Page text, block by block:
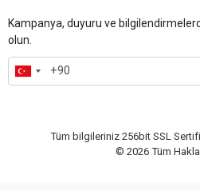
Kampanya, duyuru ve
olun.
Tüm bilgileriniz 256bit SSL
© 2026 Tüm